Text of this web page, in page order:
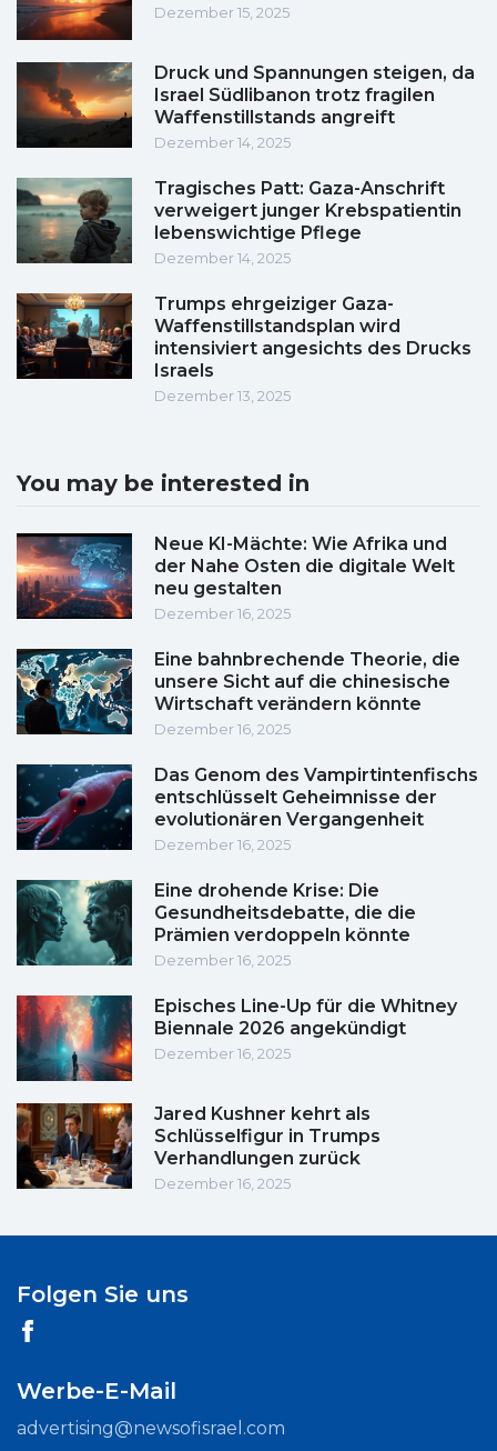
Dezember 15, 2025
Druck und Spannungen steigen, da
Israel Südlibanon trotz fragilen
Waffenstillstands angreift
Dezember 14, 2025
Tragisches Patt: Gaza-Anschrift
verweigert junger Krebspatientin
lebenswichtige Pflege
Dezember 14, 2025
Trumps ehrgeiziger Gaza-
Waffenstillstandsplan wird
intensiviert angesichts des Drucks
Israels
Dezember 13, 2025
You may be interested in
Neue KI-Mächte: Wie Afrika und
der Nahe Osten die digitale Welt
neu gestalten
Dezember 16, 2025
Eine bahnbrechende Theorie, die
unsere Sicht auf die chinesische
Wirtschaft verändern könnte
Dezember 16, 2025
Das Genom des Vampirtintenfischs
entschlüsselt Geheimnisse der
evolutionären Vergangenheit
Dezember 16, 2025
Eine drohende Krise: Die
Gesundheitsdebatte, die die
Prämien verdoppeln könnte
Dezember 16, 2025
Episches Line-Up für die Whitney
Biennale 2026 angekündigt
Dezember 16, 2025
Jared Kushner kehrt als
Schlüsselfigur in Trumps
Verhandlungen zurück
Dezember 16, 2025
Folgen Sie uns
Werbe-E-Mail
advertising@newsofisrael.com